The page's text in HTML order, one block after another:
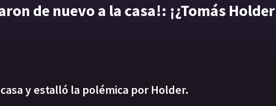
de nuevo a la casa!: ¡¿Tomás Holder
y estalló la polémica por Holder.